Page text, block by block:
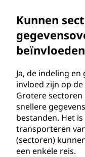
Kunnen
Ja, de indeling
invloed zijn op
Grotere
snellere
bestanden. Het
transporteren
(sectoren)
een enkele reis.